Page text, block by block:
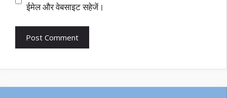
ईमेल और वेबसाइट सहेजें।